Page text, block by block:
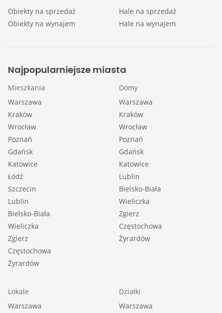
Obiekty na sprzedaż
Obiekty na wynajem
Hale na sprzedaż
Hale na wynajem
Najpopularniejsze miasta
Mieszkania
Warszawa
Kraków
Wrocław
Poznań
Gdańsk
Katowice
Łódź
Szczecin
Lublin
Bielsko-Biała
Wieliczka
Zgierz
Częstochowa
Żyrardów
Domy
Warszawa
Kraków
Wrocław
Poznań
Gdańsk
Katowice
Lublin
Bielsko-Biała
Wieliczka
Zgierz
Częstochowa
Żyrardów
Lokale
Warszawa
Działki
Warszawa